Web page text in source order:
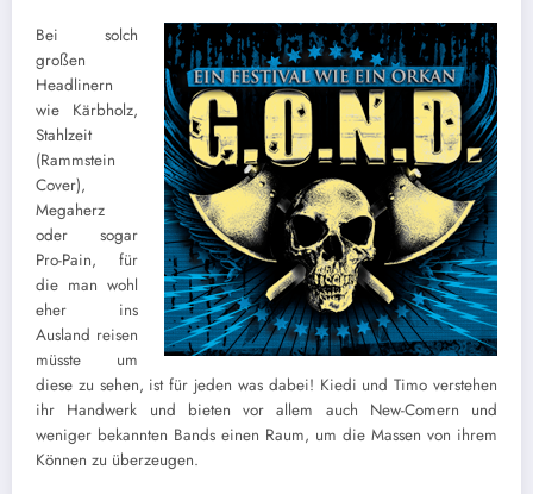
Bei solch
großen
Headlinern
wie Kärbholz,
Stahlzeit
(Rammstein
Cover),
Megaherz
oder sogar
Pro-Pain, für
die man wohl
eher ins
Ausland reisen
müsste um
diese zu sehen, ist für jeden was dabei! Kiedi und Timo verstehen
ihr Handwerk und bieten vor allem auch New-Comern und
weniger bekannten Bands einen Raum, um die Massen von ihrem
Können zu überzeugen.